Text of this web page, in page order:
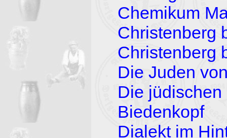
Chemikum
Christenberg
Christenberg
Die Juden
Die
Biedenkopf
Dialekt im